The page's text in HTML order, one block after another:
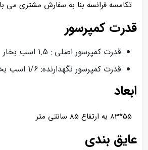
تکامسه فرانسه بنا به سفارش مشتری می
قدرت کمپرسور
قدرت کمپرسور اصلی : 1.5 اسب بخار
قدرت کمپرسور نگهدارنده: 1/6 اسب بخار
ابعاد
55*83 به ارتفاع 85 سانتی متر
عایق بندی